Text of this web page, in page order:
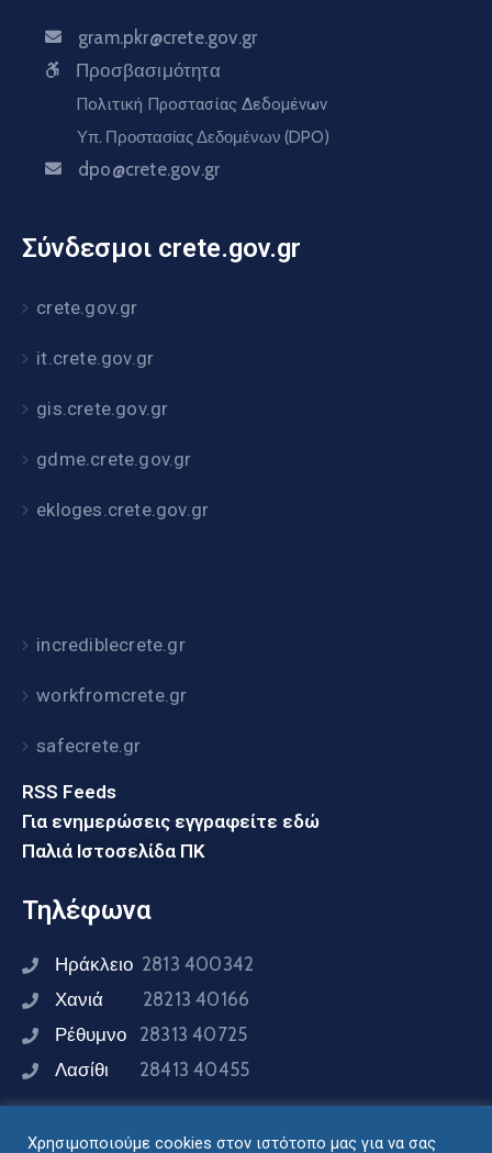
gram.pkr@crete.gov.gr
Προσβασιμότητα
Πολιτική Προστασίας Δεδομένων
Υπ. Προστασίας Δεδομένων (DPO)
dpo@crete.gov.gr
Σύνδεσμοι crete.gov.gr
crete.gov.gr
it.crete.gov.gr
gis.crete.gov.gr
gdme.crete.gov.gr
ekloges.crete.gov.gr
incrediblecrete.gr
workfromcrete.gr
safecrete.gr
RSS Feeds
Για ενημερώσεις εγγραφείτε εδώ
Παλιά Ιστοσελίδα ΠΚ
Τηλέφωνα
Ηράκλειο 2813 400342
Χανιά 28213 40166
Ρέθυμνο 28313 40725
Λασίθι 28413 40455
Χρησιμοποιούμε cookies στον ιστότοπο μας για να σας